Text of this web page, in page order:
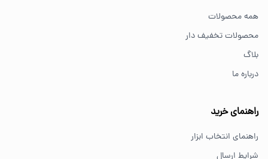
برای کارهای خانگی معمولاً ابزارهای سبک مانند دریل شارژی،
از کجا ابزار اصل بخریم؟
همه محصولات
محصولات تخفیف دار
بلاگ
درباره ما
راهنمای خرید
راهنمای انتخاب ابزار
شرایط ارسال